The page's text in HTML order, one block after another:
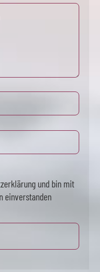
und bin mit
einverstanden